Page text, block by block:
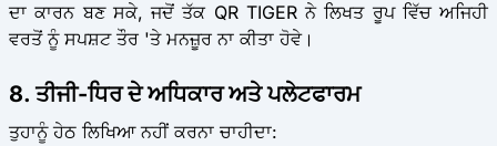
ਦਾ ਕਾਰਨ ਬਣ ਸਕੇ, ਜਦੋਂ ਤੱਕ QR TIGER ਨੇ ਲਿਖਤ ਰੂਪ ਵਿੱਚ ਅਜਿਹੀ
ਵਰਤੋਂ ਨੂੰ ਸਪਸ਼ਟ ਤੌਰ 'ਤੇ ਮਨਜ਼ੂਰ ਨਾ ਕੀਤਾ ਹੋਵੇ।
8. ਤੀਜੀ-ਧਿਰ ਦੇ ਅਧਿਕਾਰ ਅਤੇ ਪਲੇਟਫਾਰਮ
ਤੁਹਾਨੂੰ ਹੇਠ ਲਿਖਿਆ ਨਹੀਂ ਕਰਨਾ ਚਾਹੀਦਾ: